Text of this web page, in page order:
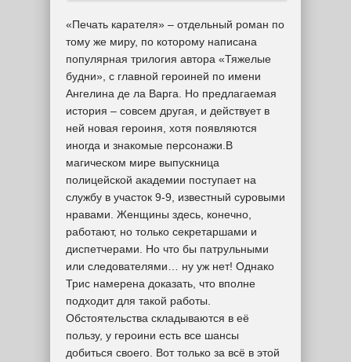
«Печать карателя» – отдельный роман по
тому же миру, по которому написана
популярная трилогия автора «Тяжелые
будни», с главной героиней по имени
Ангелина де ла Варга. Но предлагаемая
история – совсем другая, и действует в
ней новая героиня, хотя появляются
иногда и знакомые персонажи.В
магическом мире выпускница
полицейской академии поступает на
службу в участок 9-9, известный суровыми
нравами. Женщины здесь, конечно,
работают, но только секретаршами и
диспетчерами. Но что бы патрульными
или следователями… ну уж нет! Однако
Трис намерена доказать, что вполне
подходит для такой работы.
Обстоятельства складываются в её
пользу, у героини есть все шансы
добиться своего. Вот только за всё в этой